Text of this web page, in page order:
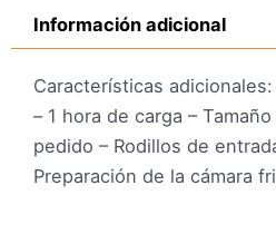
Información adicional
Características
– 1 hora de carga –
pedido – Rodillos de
Preparación de la cámara